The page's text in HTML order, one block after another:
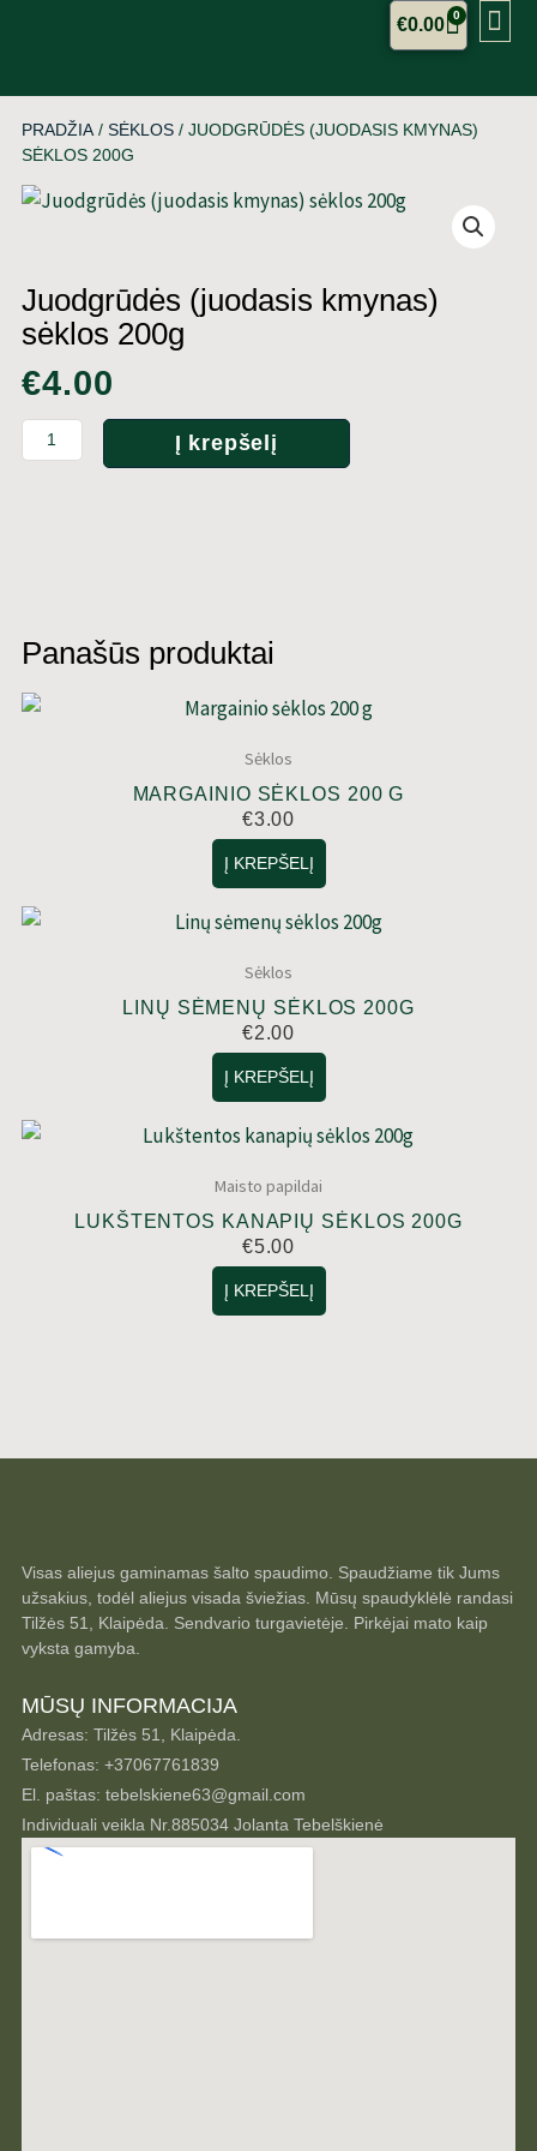
€0.00 0
Cart
PRADŽIA/ SĖKLOS/ JUODGRŪDĖS (JUODASIS KMYNAS)
SĖKLOS 200G
Juodgrūdės (juodasis kmynas)
sėklos 200g
€4.00
produkto
kiekis:
Į krepšelį
Panašūs produktai
Sėklos
MARGAINIO SĖKLOS 200 G
€3.00
Į KREPŠELĮ
Sėklos
LINŲ SĖMENŲ SĖKLOS 200G
€2.00
Į KREPŠELĮ
Maisto papildai
LUKŠTENTOS KANAPIŲ SĖKLOS 200G
€5.00
Į KREPŠELĮ
Visas aliejus gaminamas šalto spaudimo. Spaudžiame tik Jums
užsakius, todėl aliejus visada šviežias. Mūsų spaudyklėlė randasi
Tilžės 51, Klaipėda. Sendvario turgavietėje. Pirkėjai mato kaip
vyksta gamyba.
MŪSŲ INFORMACIJA
Adresas: Tilžės 51, Klaipėda.
Telefonas: +37067761839
El. paštas: tebelskiene63@gmail.com
Individuali veikla Nr.885034 Jolanta Tebelškienė